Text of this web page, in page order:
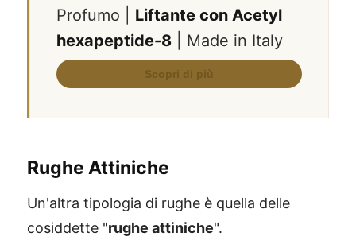
Profumo | Liftante con Acetyl
hexapeptide-8 | Made in Italy
Rughe Attiniche
Un'altra tipologia di rughe è quella delle
cosiddette "rughe attiniche".